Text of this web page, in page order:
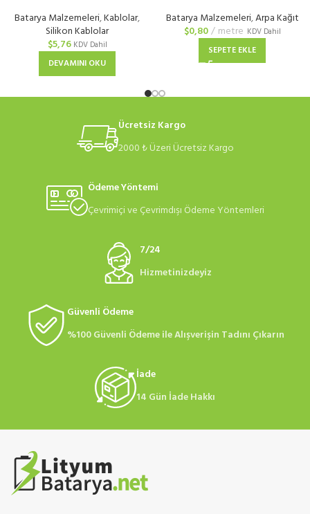
Batarya Malzemeleri,Kablolar,
Silikon Kablolar
$5,76 KDV Dahil
DEVAMINI OKU
Batarya Malzemeleri,Arpa Kağıt
$0,80 metre KDV Dahil
SEPETE EKLE
Ücretsiz Kargo
2000 ₺ Üzeri Ücretsiz Kargo
Ödeme Yöntemi
Çevrimiçi ve Çevrimdışı Ödeme Yöntemleri
7/24
Hizmetinizdeyiz
Güvenli Ödeme
%100 Güvenli Ödeme ile Alışverişin Tadını Çıkarın
İade
14 Gün İade Hakkı